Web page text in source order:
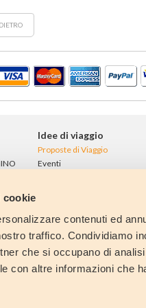
cookie
contenuti ed
traffico. Condividiamo
che si occupano di
con altre informazioni che
Idee di viaggio
Proposte di Viaggio
Eventi